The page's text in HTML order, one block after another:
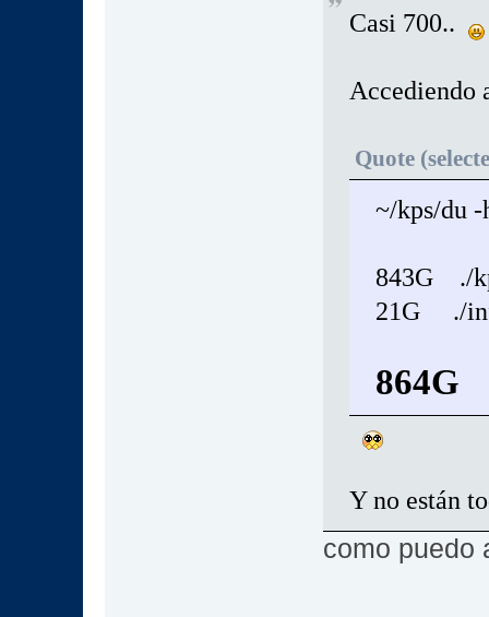
Casi 700..
Accediendo
Quote
~/kps/du -
843G ./
21G ./
864G
Y no están
como puedo